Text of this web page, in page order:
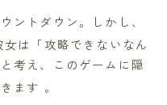
ントダウン。しかし、
女は「攻略できないなん
考え、このゲームに隠
ます 。